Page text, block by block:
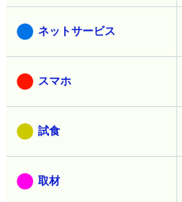
ネットサービス
スマホ
試食
取材